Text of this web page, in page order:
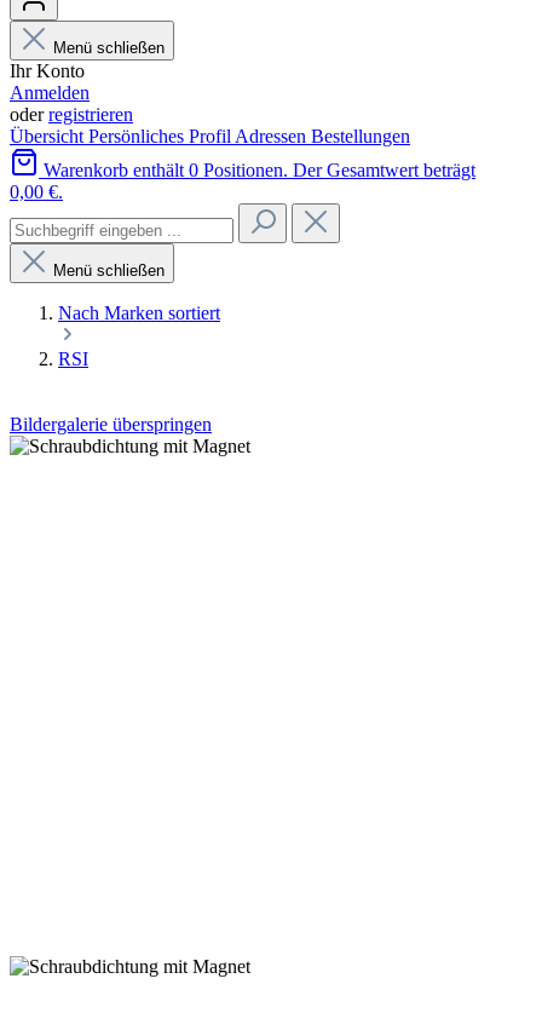
Menü schließen
Ihr Konto
Anmelden
oderregistrieren
Übersicht Persönliches Profil Adressen Bestellungen
Warenkorb enthält 0 Positionen. Der Gesamtwert beträgt
0,00 €.
Menü schließen
Nach Marken sortiert
RSI
Bildergalerie überspringen